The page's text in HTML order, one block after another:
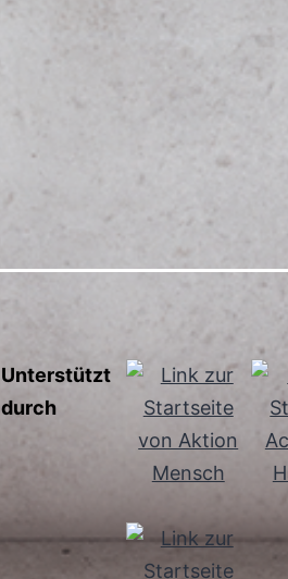
Unterstützt
durch